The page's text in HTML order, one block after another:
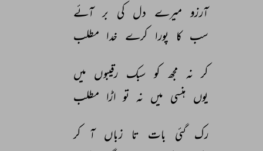
آرزو میرے دل کی بر آئے
سب کا پورا کرے خدا مطلب
کر نہ مجھ کو سبک رقیبوں میں
یوں ہنسی میں نہ تو اڑا مطلب
رک گئی بات تا زباں آ
کر